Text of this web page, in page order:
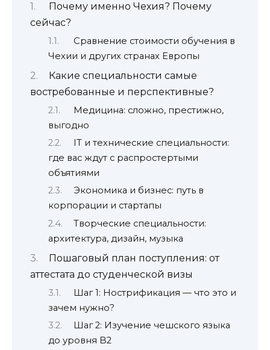
Почему именно Чехия? Почему
сейчас?
Сравнение стоимости обучения в
Чехии и других странах Европы
Какие специальности самые
востребованные и перспективные?
Медицина: сложно, престижно,
выгодно
IT и технические специальности:
где вас ждут с распростертыми
объятиями
Экономика и бизнес: путь в
корпорации и стартапы
Творческие специальности:
архитектура, дизайн, музыка
Пошаговый план поступления: от
аттестата до студенческой визы
Шаг 1: Нострификация — что это и
зачем нужно?
Шаг 2: Изучение чешского языка
до уровня B2